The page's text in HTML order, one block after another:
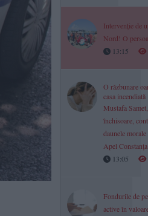
Intervenție de
Nord! O
13:15
O răzbunare
casa incendiată
Mustafa
închisoare,
daunele
Apel Constanța
13:05
Fondurile de
active în